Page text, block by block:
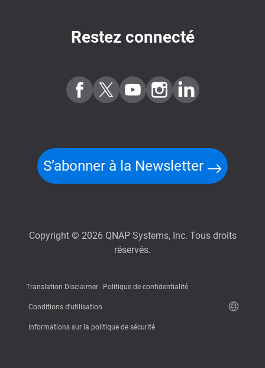
Restez connecté
S’abonner à la Newsletter
Copyright © 2026 QNAP Systems, Inc. Tous droits
réservés.
Translation Disclaimer Politique de confidentialité
Conditions d'utilisation
Informations sur la politique de sécurité